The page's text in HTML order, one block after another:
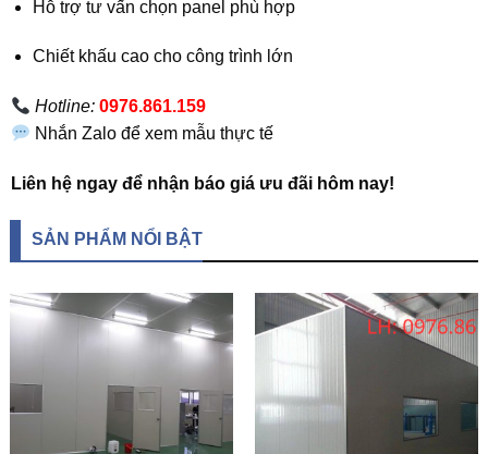
Hỗ trợ tư vấn chọn panel phù hợp
Chiết khấu cao cho công trình lớn
Hotline:0976.861.159
Nhắn Zalo để xem mẫu thực tế
Liên hệ ngay để nhận báo giá ưu đãi hôm nay!
SẢN PHẨM NỔI BẬT